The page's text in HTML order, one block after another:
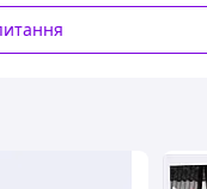
більш ніж 0,7 кв. м. -